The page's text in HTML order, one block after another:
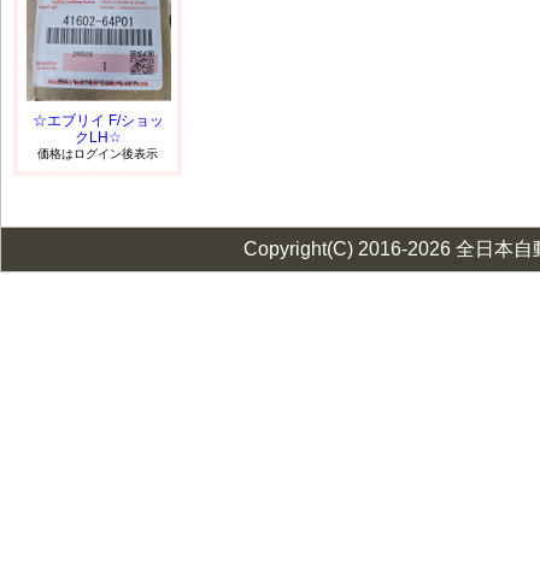
☆エブリイ F/ショッ
クLH☆
価格はログイン後表示
Copyright(C) 2016-2026 全日本